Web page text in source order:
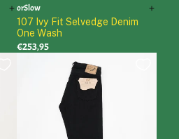
orSlow
107 Ivy Fit Selvedge Denim
One Wash
€253,95